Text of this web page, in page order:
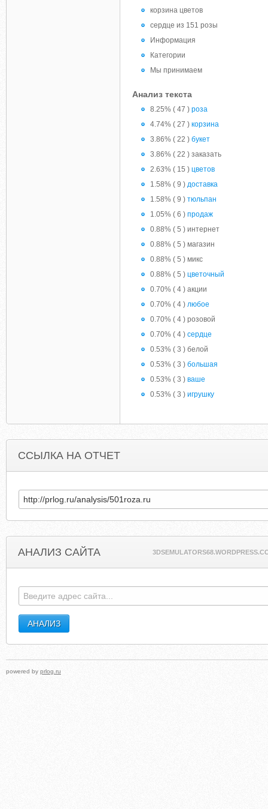
корзина цветов
сердце из 151 розы
Информация
Категории
Мы принимаем
Анализ текста
8.25% ( 47 ) роза
4.74% ( 27 ) корзина
3.86% ( 22 ) букет
3.86% ( 22 ) заказать
2.63% ( 15 ) цветов
1.58% ( 9 ) доставка
1.58% ( 9 ) тюльпан
1.05% ( 6 ) продаж
0.88% ( 5 ) интернет
0.88% ( 5 ) магазин
0.88% ( 5 ) микс
0.88% ( 5 ) цветочный
0.70% ( 4 ) акции
0.70% ( 4 ) любое
0.70% ( 4 ) розовой
0.70% ( 4 ) сердце
0.53% ( 3 ) белой
0.53% ( 3 ) большая
0.53% ( 3 ) ваше
0.53% ( 3 ) игрушку
ССЫЛКА НА ОТЧЕТ
АНАЛИЗ САЙТА
powered by prlog.ru